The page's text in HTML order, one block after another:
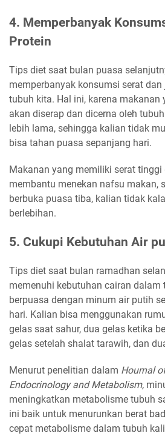
4. Memperbanyak
Protein
Tips diet saat bulan puasa
memperbanyak konsumsi serat
tubuh kita. Hal ini, karena makanan
akan diserap dan dicerna oleh
lebih lama, sehingga kalian tidak
bisa tahan puasa sepanjang hari.
Makanan yang memiliki serat tinggi
membantu menekan nafsu makan,
berbuka puasa tiba, kalian tidak
berlebihan.
5. Cukupi Kebutuhan Air
Tips diet saat bulan ramadhan
memenuhi kebutuhan cairan dalam
berpuasa dengan minum air putih
hari. Kalian bisa menggunakan
gelas saat sahur, dua gelas ketika
gelas setelah shalat tarawih, dan
Menurut penelitian dalam Hournal
Endocrinology and Metabolism,
meningkatkan metabolisme tubuh
ini baik untuk menurunkan berat
cepat metabolisme dalam tubuh